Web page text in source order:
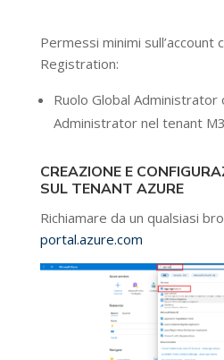
Permessi minimi sull’account
Registration:
Ruolo Global Administrator
Administrator nel tenant
CREAZIONE E
SUL TENANT AZURE
Richiamare da un qualsiasi
portal.azure.com